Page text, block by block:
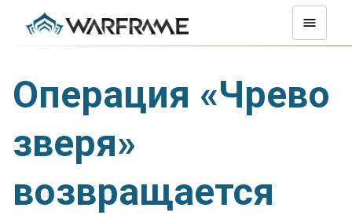
Операция «Чрево
зверя»
возвращается